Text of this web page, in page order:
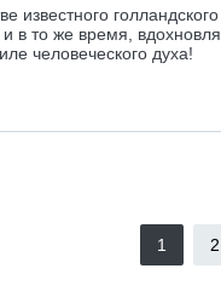
известного
и в то же время,
человеческого духа!
1 2